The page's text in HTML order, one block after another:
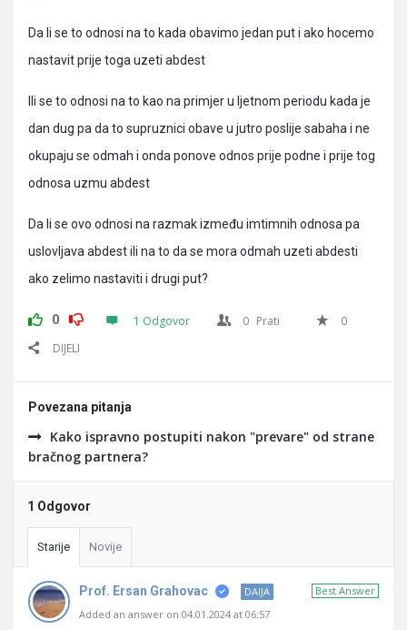
Da li se to odnosi na to kada obavimo jedan put i ako hocemo
nastavit prije toga uzeti abdest
Ili se to odnosi na to kao na primjer u ljetnom periodu kada je
dan dug pa da to supruznici obave u jutro poslije sabaha i ne
okupaju se odmah i onda ponove odnos prije podne i prije tog
odnosa uzmu abdest
Da li se ovo odnosi na razmak između imtimnih odnosa pa
uslovljava abdest ili na to da se mora odmah uzeti abdesti
ako zelimo nastaviti i drugi put?
0 1 Odgovor 0 Prati
0
DIJELI
Povezana pitanja
Kako ispravno postupiti nakon "prevare" od strane
bračnog partnera?
1 Odgovor
Starije Novije
Best Answer
Prof. Ersan Grahovac
DAIJA
Added an answer on 04.01.2024 at 06:57